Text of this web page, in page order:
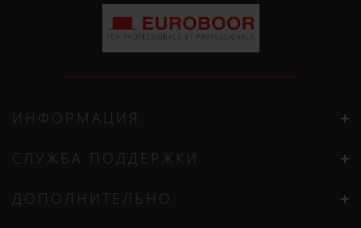
ИНФОРМАЦИЯ
СЛУЖБА ПОДДЕРЖКИ
ДОПОЛНИТЕЛЬНО